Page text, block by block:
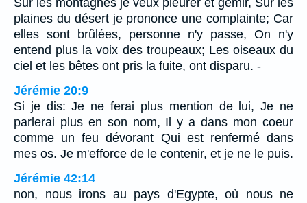
plaines du désert je prononce une complainte; Car
elles sont brûlées, personne n'y passe, On n'y
entend plus la voix des troupeaux; Les oiseaux du
ciel et les bêtes ont pris la fuite, ont disparu. -
Jérémie 20:9
Si je dis: Je ne ferai plus mention de lui, Je ne
parlerai plus en son nom, Il y a dans mon coeur
comme un feu dévorant Qui est renfermé dans
mes os. Je m'efforce de le contenir, et je ne le puis.
Jérémie 42:14
non, nous irons au pays d'Egypte, où nous ne